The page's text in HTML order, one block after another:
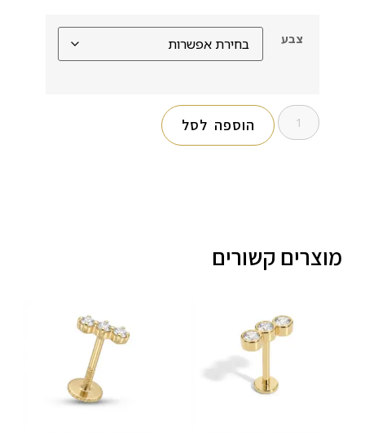
צבע
הוספה לסל
מוצרים קשורים